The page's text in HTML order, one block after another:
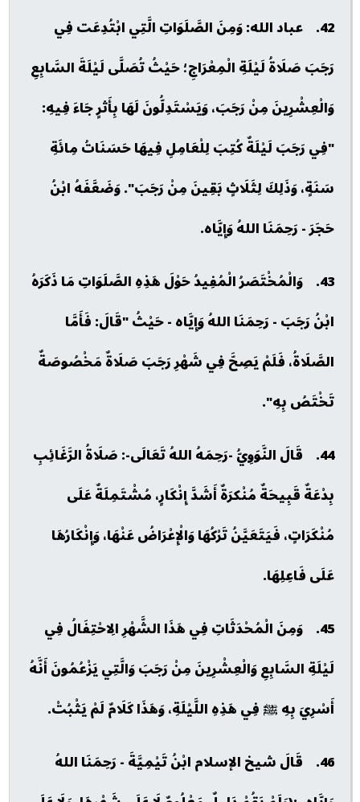
42. عباد الله: وَمِنَ الصَّلَوَاتِ الَّتِي ابْتُدِعَت فِي
رَجَبَ صَلَاةُ لَيْلَةِ الْمِعْرَاجِ؛ حَيْثُ تُصَلَّى لَيْلَةَ السَّابِعِ
وَالْعِشْرِينَ مِنْ رَجَبَ، وَيَسْتَدِلُّونَ لَهَا بِأَثرٍ جَاءَ فِيهِ:
"فِي رَجَبَ لَيْلَةٌ كُتِبَ لِلْعَامِلِ فِيهَا حَسَنَاتُ مِائَةِ
سَنَةٍ، وَذَلِكَ لِثَلَاثٍ بَقِينَ مِنْ رَجَبَ". وَضَعَّفَهُ ابْنُ
حَجَرَ - رَحِمَنَا اللهُ وَإِيَّاه.
43. وَالْمُخْتَصَرُ الْمُفِيدُ حَوْلَ هَذِهِ الصَّلَوَاتِ مَا ذَكَرَهُ
ابْنُ رَجَبَ - رَحِمَنَا اللهُ وَإِيَّاه - حَيْثُ "قَالَ: فَأَمَّا
الصَّلَاةُ، فَلَمْ يَصِحَّ فِي شَهْرِ رَجَبَ صَلَاةٌ مَخْصُوصَةٌ
تَخْتَصُ بِهِ".
44. قَالَ النَّوَوِيُّ -رَحِمَهُ اللهُ تَعَالَى-: صَلَاةُ الرَّغَائِبِ
بِدْعَةٌ قَبِيحَةٌ مُنْكرَةٌ أَشَدَّ إِنْكَارٍ، مُشْتَمِلَةٌ عَلَى
مُنْكَرَاتٍ، فَيَتَعَيَّنُ تَرْكُهَا وَالْإِعْرَاضُ عَنْهَا، وَإِنْكَارُهَا
عَلَى فَاعِلِهَا.
45. وَمِنَ الْمُحْدَثَاتِ فِي هَذَا الشَّهْرِ الِاحْتِفَالُ فِي
لَيْلَةِ السَّابِعِ وَالْعِشْرِينَ مِنْ رَجَبَ وَالَّتِي يَزْعُمُونَ أَنَّهُ
أَسْرِيَ بِهِ ﷺ فِي هَذِهِ اللَّيْلَةِ، وَهَذَا كَلَامٌ لَمْ يَثْبُتْ.
46. قَالَ شيخ الإسلام ابْنُ تَيْمِيَّةَ - رَحِمَنَا اللهُ